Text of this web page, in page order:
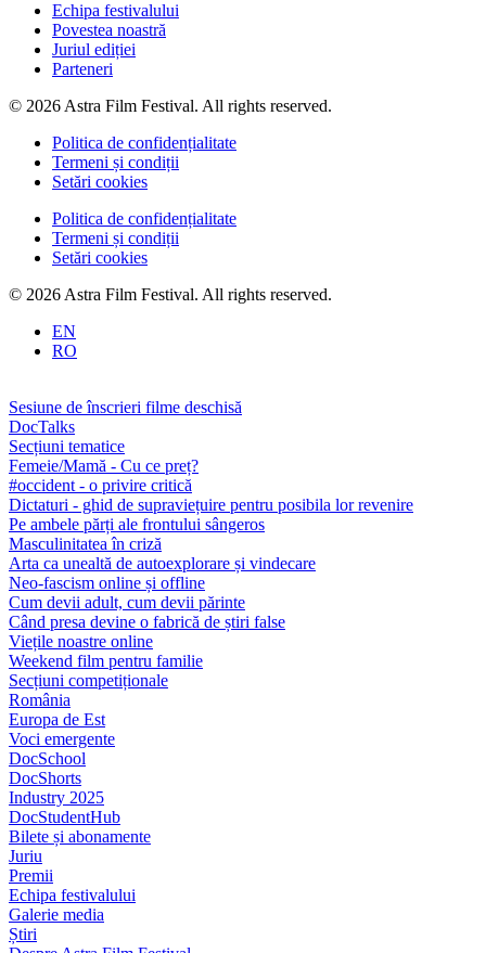
Echipa festivalului
Povestea noastră
Juriul ediției
Parteneri
© 2026 Astra Film Festival. All rights reserved.
Politica de confidențialitate
Termeni și condiții
Setări cookies
Politica de confidențialitate
Termeni și condiții
Setări cookies
© 2026 Astra Film Festival. All rights reserved.
EN
RO
Sesiune de înscrieri filme deschisă
DocTalks
Secțiuni tematice
Femeie/Mamă - Cu ce preț?
#occident - o privire critică
Dictaturi - ghid de supraviețuire pentru posibila lor revenire
Pe ambele părți ale frontului sângeros
Masculinitatea în criză
Arta ca unealtă de autoexplorare și vindecare
Neo-fascism online și offline
Cum devii adult, cum devii părinte
Când presa devine o fabrică de știri false
Viețile noastre online
Weekend film pentru familie
Secțiuni competiționale
România
Europa de Est
Voci emergente
DocSchool
DocShorts
Industry 2025
DocStudentHub
Bilete și abonamente
Juriu
Premii
Echipa festivalului
Galerie media
Știri